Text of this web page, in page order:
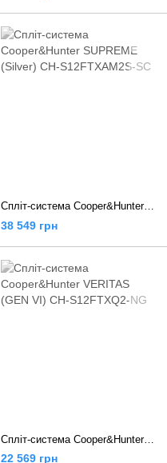
Спліт-система Cooper&Hunter SUPREME (Silver) CH-S12FTXAM2S-SC
38 549 грн
Спліт-система Cooper&Hunter VERITAS (GEN VI) CH-S12FTXQ2-NG
22 569 грн